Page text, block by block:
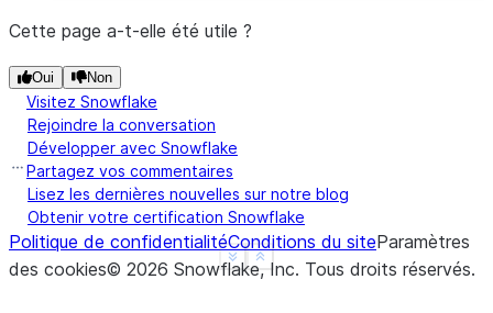
Show less
See more
Cette page a-t-elle été utile ?
Oui Non
Visitez Snowflake
Rejoindre la conversation
Développer avec Snowflake
Partagez vos commentaires
Lisez les dernières nouvelles sur notre blog
Obtenir votre certification Snowflake
Politique de confidentialitéConditions du siteParamètres
des cookies© 2026 Snowflake, Inc. Tous droits réservés.